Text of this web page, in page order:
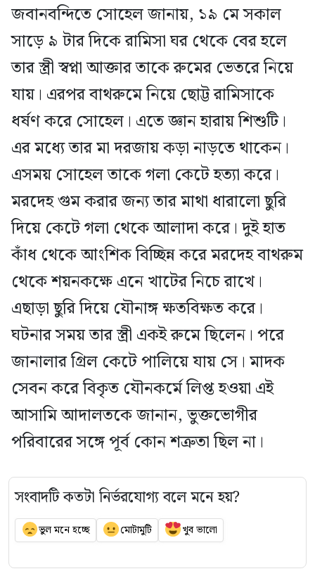
জবানবন্দিতে সোহেল জানায়, ১৯ মে সকাল
সাড়ে ৯ টার দিকে রামিসা ঘর থেকে বের হলে
তার স্ত্রী স্বপ্না আক্তার তাকে রুমের ভেতরে নিয়ে
যায়। এরপর বাথরুমে নিয়ে ছোট্ট রামিসাকে
ধর্ষণ করে সোহেল। এতে জ্ঞান হারায় শিশুটি।
এর মধ্যে তার মা দরজায় কড়া নাড়তে থাকেন।
এসময় সোহেল তাকে গলা কেটে হত্যা করে।
মরদেহ গুম করার জন্য তার মাথা ধারালো ছুরি
দিয়ে কেটে গলা থেকে আলাদা করে। দুই হাত
কাঁধ থেকে আংশিক বিচ্ছিন্ন করে মরদেহ বাথরুম
থেকে শয়নকক্ষে এনে খাটের নিচে রাখে।
এছাড়া ছুরি দিয়ে যৌনাঙ্গ ক্ষতবিক্ষত করে।
ঘটনার সময় তার স্ত্রী একই রুমে ছিলেন। পরে
জানালার গ্রিল কেটে পালিয়ে যায় সে। মাদক
সেবন করে বিকৃত যৌনকর্মে লিপ্ত হওয়া এই
আসামি আদালতকে জানান, ভুক্তভোগীর
পরিবারের সঙ্গে পূর্ব কোন শত্রুতা ছিল না।
সংবাদটি কতটা নির্ভরযোগ্য বলে মনে হয়?
ভুল মনে হচ্ছে মোটামুটি খুব ভালো